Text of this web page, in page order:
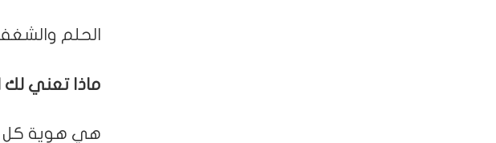
الحلم
ماذا تعني
هي هوية كل